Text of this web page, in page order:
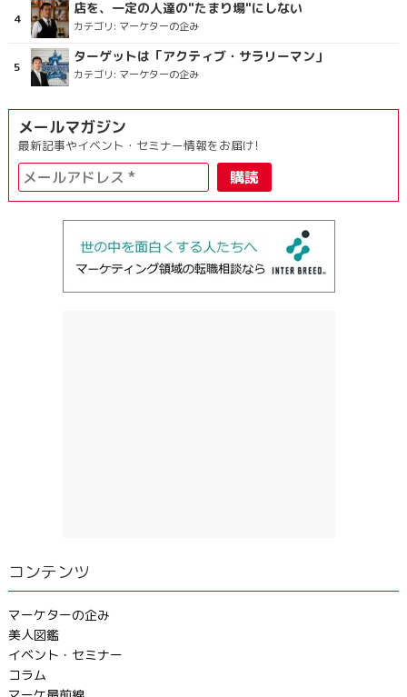
店を、一定の人達の"たまり場"にしない
カテゴリ: マーケターの企み
ターゲットは「アクティブ・サラリーマン」
カテゴリ: マーケターの企み
メールマガジン
最新記事やイベント・セミナー情報をお届け!
コンテンツ
マーケターの企み
美人図鑑
イベント・セミナー
コラム